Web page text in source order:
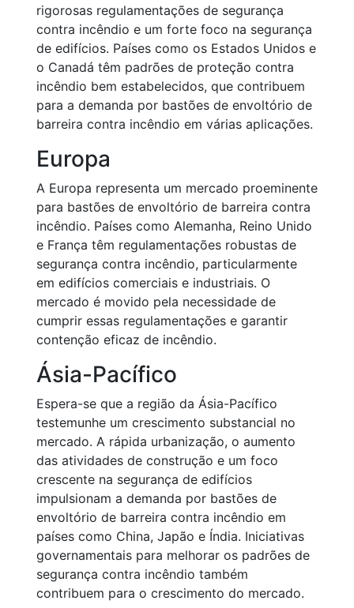
rigorosas regulamentações de segurança
contra incêndio e um forte foco na segurança
de edifícios. Países como os Estados Unidos e
o Canadá têm padrões de proteção contra
incêndio bem estabelecidos, que contribuem
para a demanda por bastões de envoltório de
barreira contra incêndio em várias aplicações.
Europa
A Europa representa um mercado proeminente
para bastões de envoltório de barreira contra
incêndio. Países como Alemanha, Reino Unido
e França têm regulamentações robustas de
segurança contra incêndio, particularmente
em edifícios comerciais e industriais. O
mercado é movido pela necessidade de
cumprir essas regulamentações e garantir
contenção eficaz de incêndio.
Ásia-Pacífico
Espera-se que a região da Ásia-Pacífico
testemunhe um crescimento substancial no
mercado. A rápida urbanização, o aumento
das atividades de construção e um foco
crescente na segurança de edifícios
impulsionam a demanda por bastões de
envoltório de barreira contra incêndio em
países como China, Japão e Índia. Iniciativas
governamentais para melhorar os padrões de
segurança contra incêndio também
contribuem para o crescimento do mercado.